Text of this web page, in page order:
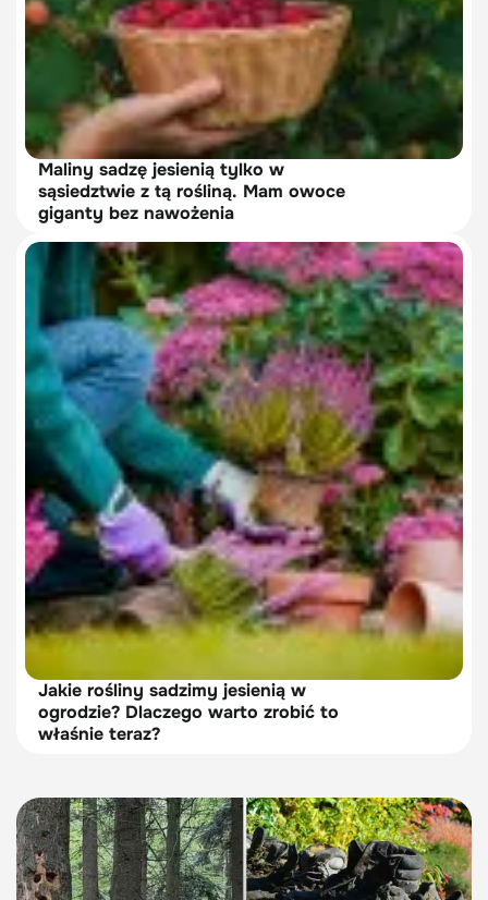
Maliny sadzę jesienią tylko w
sąsiedztwie z tą rośliną. Mam owoce
giganty bez nawożenia
Jakie rośliny sadzimy jesienią w
ogrodzie? Dlaczego warto zrobić to
właśnie teraz?